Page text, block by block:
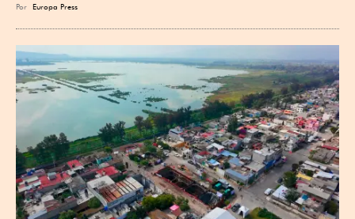
Por Europa Press